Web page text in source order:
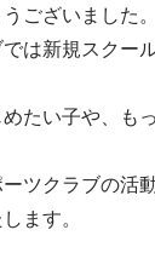
ございました。
は新規スクー
たい子や、も
ツクラブの活
ます。